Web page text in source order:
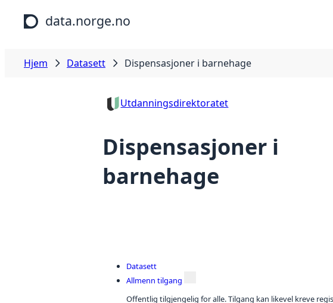
Hopp til hovedinnhold
data.norge.no
Hjem Datasett Dispensasjoner i barnehage
Utdanningsdirektoratet
Dispensasjoner i
barnehage
Datasett
Allmenn tilgang
Offentlig tilgjengelig for alle. Tilgang kan likevel kreve